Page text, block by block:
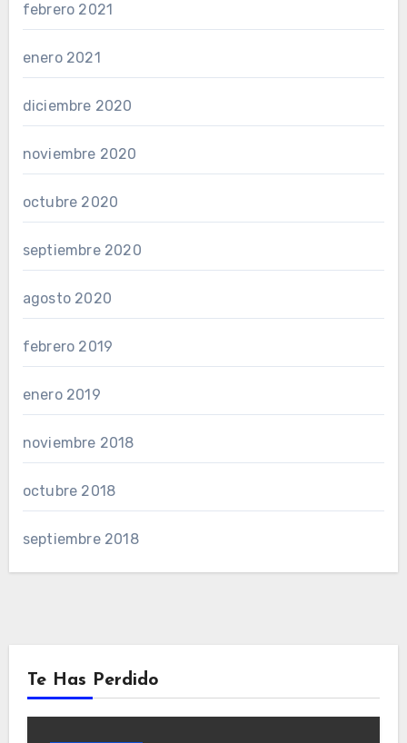
febrero 2021
enero 2021
diciembre 2020
noviembre 2020
octubre 2020
septiembre 2020
agosto 2020
febrero 2019
enero 2019
noviembre 2018
octubre 2018
septiembre 2018
Te Has Perdido